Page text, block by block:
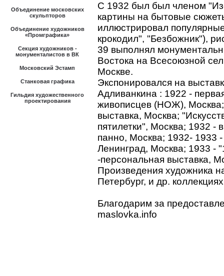
Объединение московских
скульпторов
Объединение художников
«Промграфика»
Секция художников -
монументалистов в ВК
Московский Эстамп
Станковая графика
Гильдия художественного
проектирования
С 1932 был был членом
картины на бытовые
иллюстрировал
крокодил", "Безбожник"),
39 выполнял
Востока на Всесоюзной
Москве.
Экспонировался на
Адливанкина : 1922 -
живописцев (НОЖ),
выставка, Москва;
пятилетки", Москва; 1932 -
панно, Москва; 1932- 1933
Ленинград, Москва; 1933 -
-персональная выставка,
Произведения художника
Петербург, и др.
Благодарим за
maslovka.info